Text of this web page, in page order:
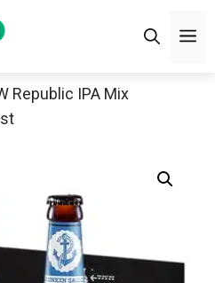
Republic IPA Mix